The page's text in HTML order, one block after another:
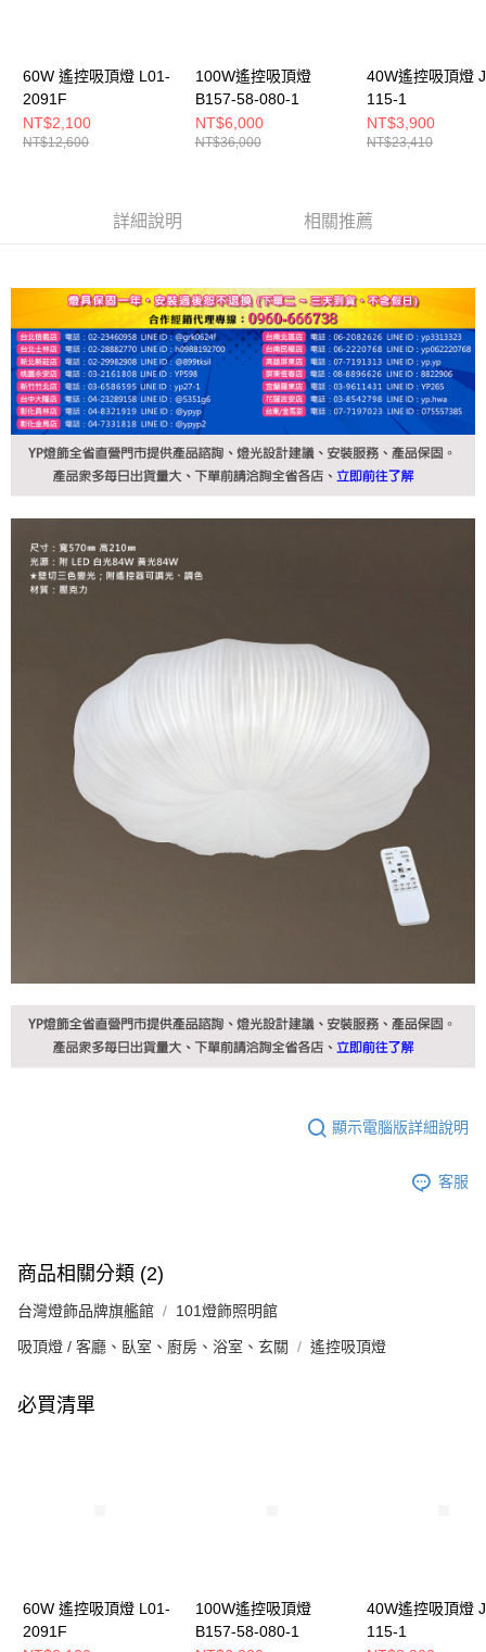
恩沛科技股份有限公司將有權停止該用戶之使用額度並採取法律行動。
60W 遙控吸頂燈 L01-
2091F
NT$2,100
NT$12,600
100W遙控吸頂燈
B157-58-080-1
NT$6,000
NT$36,000
40W遙控吸頂燈
115-1
NT$3,900
NT$23,410
詳細說明 相關推薦
顯示電腦版詳細說明
客服
商品相關分類 (2)
台灣燈飾品牌旗艦館 101燈飾照明館
吸頂燈 / 客廳、臥室、廚房、浴室、玄關 遙控吸頂燈
必買清單
60W 遙控吸頂燈 L01-
2091F
100W遙控吸頂燈
B157-58-080-1
40W遙控吸頂燈
115-1